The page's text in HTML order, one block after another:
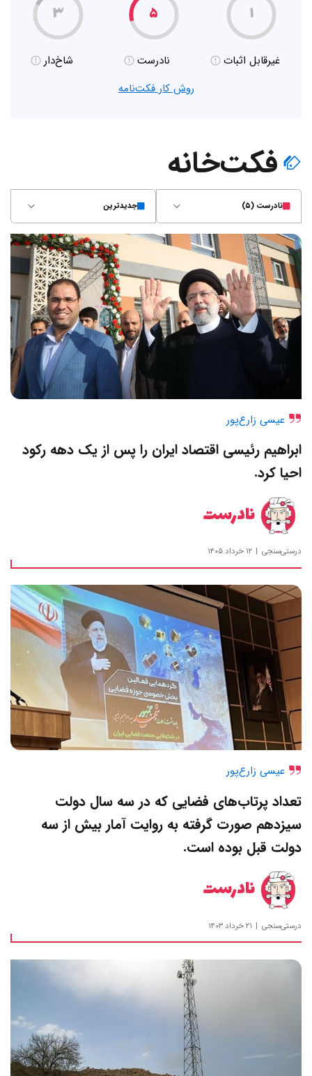
۱
غیر‌قابل اثبات
۵
نادرست
۳
شاخ‌دار
روش کار فکت‌نامه
فکت‌خانه
نادرست (۵) جدیدترین
عیسی زارع‌پور
ابراهیم رئیسی اقتصاد ایران را پس از یک دهه رکود
احیا کرد.
نادرست
درستی‌سنجی ۱۲ خرداد ۱۴۰۵
عیسی زارع‌پور
تعداد پرتاب‌‌های فضایی که در سه سال دولت
سیزدهم صورت گرفته به روایت آمار بیش از سه
دولت قبل بوده است.
نادرست
درستی‌سنجی ۲۱ خرداد ۱۴۰۳